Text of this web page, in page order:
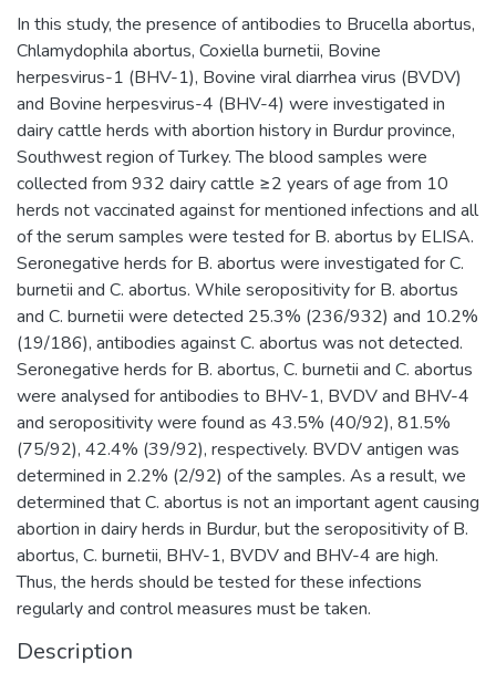
In this study, the presence of antibodies to Brucella abortus,
Chlamydophila abortus, Coxiella burnetii, Bovine
herpesvirus-1 (BHV-1), Bovine viral diarrhea virus (BVDV)
and Bovine herpesvirus-4 (BHV-4) were investigated in
dairy cattle herds with abortion history in Burdur province,
Southwest region of Turkey. The blood samples were
collected from 932 dairy cattle ≥2 years of age from 10
herds not vaccinated against for mentioned infections and all
of the serum samples were tested for B. abortus by ELISA.
Seronegative herds for B. abortus were investigated for C.
burnetii and C. abortus. While seropositivity for B. abortus
and C. burnetii were detected 25.3% (236/932) and 10.2%
(19/186), antibodies against C. abortus was not detected.
Seronegative herds for B. abortus, C. burnetii and C. abortus
were analysed for antibodies to BHV-1, BVDV and BHV-4
and seropositivity were found as 43.5% (40/92), 81.5%
(75/92), 42.4% (39/92), respectively. BVDV antigen was
determined in 2.2% (2/92) of the samples. As a result, we
determined that C. abortus is not an important agent causing
abortion in dairy herds in Burdur, but the seropositivity of B.
abortus, C. burnetii, BHV-1, BVDV and BHV-4 are high.
Thus, the herds should be tested for these infections
regularly and control measures must be taken.
Description